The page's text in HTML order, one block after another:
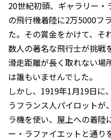
20世紀初頭、ギャラリー
の飛行機着陸に2万5000フ
た。その賞金をかけて、そ
数人の著名な飛行士が挑戦
滑走距離が長く取れない場
は誰もいませんでした。
しかし、1919年1月19日に
うフランス人パイロットが
ラ機を使い、屋上への着陸
ー・ラファイエットと通り